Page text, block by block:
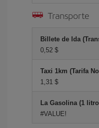
Transporte
Billete de Ida
0,52 $
Taxi 1km (Tarifa
1,31 $
La Gasolina (1
#VALUE!